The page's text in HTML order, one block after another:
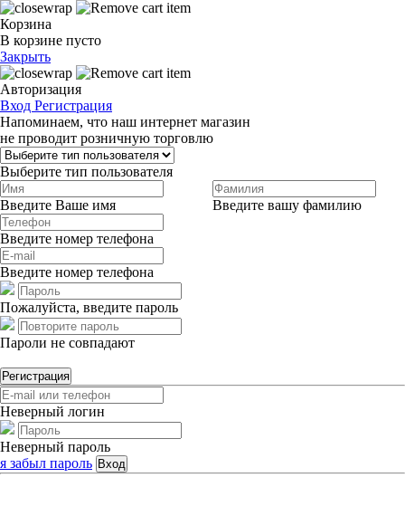
Корзина
В корзине пусто
Закрыть
Авторизация
Вход Регистрация
Напоминаем, что наш интернет магазин
не проводит розничную торговлю
Выберите тип пользователя
Введите Ваше имя Введите вашу фамилию
Введите номер телефона
Введите номер телефона
Пожалуйста, введите пароль
Пароли не совпадают
Регистрация
Неверный логин
Неверный пароль
я забыл пароль Вход